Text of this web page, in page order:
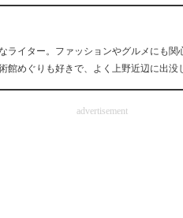
ライター。ファッションやグルメにも
館めぐりも好きで、よく上野近辺に出没
advertisement